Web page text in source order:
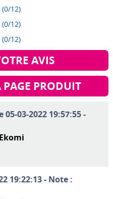
(0/12)
(0/12)
(0/12)
AVIS
PAGE PRODUIT
03-2022 19:57:55 -
19:22:13 - Note :